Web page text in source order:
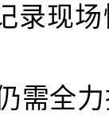
录现
需全